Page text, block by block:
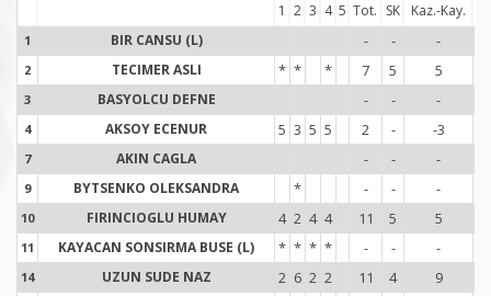
1 2 3 4 5 Tot. SK Kaz.-Kay.
1 BIR CANSU (L) - - -
2 TECIMER ASLI * * * 7 5 5
3 BASYOLCU DEFNE - - -
4 AKSOY ECENUR 5 3 5 5 2 - -3
7 AKIN CAGLA - - -
9 BYTSENKO OLEKSANDRA * - - -
10 FIRINCIOGLU HUMAY 4 2 4 4 11 5 5
11 KAYACAN SONSIRMA BUSE (L) * * * * - - -
14 UZUN SUDE NAZ 2 6 2 2 11 4 9